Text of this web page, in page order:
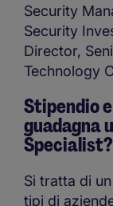
Security
Security
Director,
Technology
Stipendio
guadagna
Specialist?
Si tratta di
tipi di